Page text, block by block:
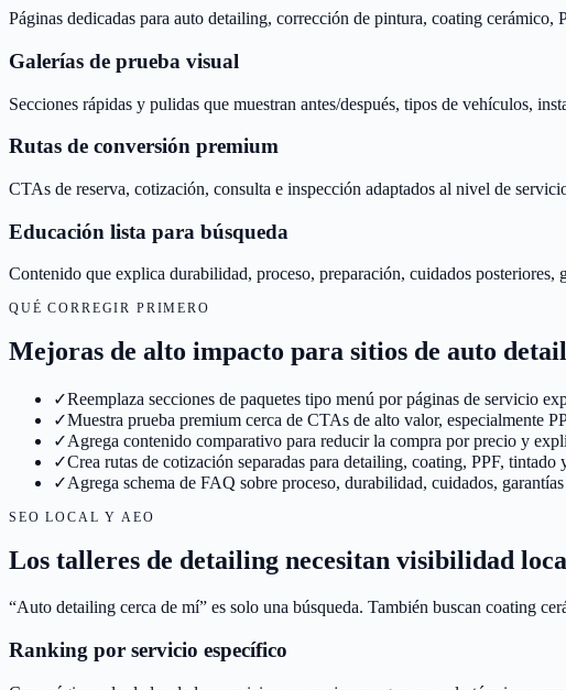
Páginas dedicadas para auto detailing, corrección de pintura, coating cerámico,
Galerías de prueba visual
Secciones rápidas y pulidas que muestran antes/después, tipos de vehículos,
Rutas de conversión premium
CTAs de reserva, cotización, consulta e inspección adaptados al nivel de
Educación lista para búsqueda
Contenido que explica durabilidad, proceso, preparación, cuidados posteriores,
QUÉ CORREGIR PRIMERO
Mejoras de alto impacto para sitios de auto
✓Reemplaza secciones de paquetes tipo menú por páginas de servicio
✓Muestra prueba premium cerca de CTAs de alto valor, especialmente
✓Agrega contenido comparativo para reducir la compra por precio y
✓Crea rutas de cotización separadas para detailing, coating, PPF, tintado
✓Agrega schema de FAQ sobre proceso, durabilidad, cuidados,
SEO LOCAL Y AEO
Los talleres de detailing necesitan visibilidad
“Auto detailing cerca de mí” es solo una búsqueda. También buscan coating
Ranking por servicio específico